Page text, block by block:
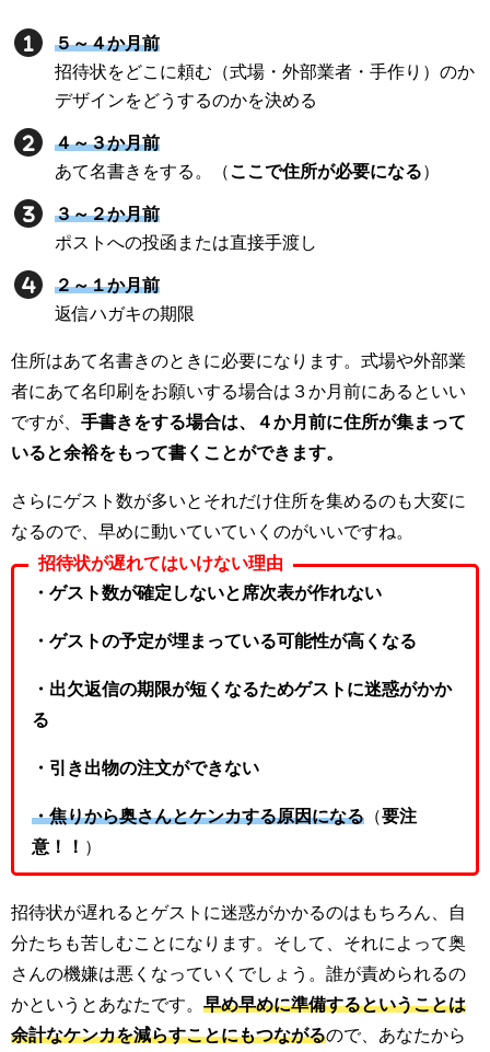
５～４か月前
招待状をどこに頼む（式場・外部業者・手作り）のか
デザインをどうするのかを決める
４～３か月前
あて名書きをする。（ ここで住所が必要になる）
３～２か月前
ポストへの投函または直接手渡し
２～１か月前
返信ハガキの期限
住所はあて名書きのときに必要になります。式場や外部業
者にあて名印刷をお願いする場合は３か月前にあるといい
ですが、 手書きをする場合は、４か月前に住所が集まって
いると余裕をもって書くことができます。
さらにゲスト数が多いとそれだけ住所を集めるのも大変に
なるので、早めに動いていていくのがいいですね。
招待状が遅れてはいけない理由
・ゲスト数が確定しないと席次表が作れない
・ゲストの予定が埋まっている可能性が高くなる
・出欠返信の期限が短くなるためゲストに迷惑がかか
る
・引き出物の注文ができない
・焦りから奥さんとケンカする原因になる （要注
意！！ ）
招待状が遅れるとゲストに迷惑がかかるのはもちろん、自
分たちも苦しむことになります。そして、それによって奥
さんの機嫌は悪くなっていくでしょう。誰が責められるの
かというとあなたです。 早め早めに準備するということは
余計なケンカを減らすことにもつながるので、あなたから